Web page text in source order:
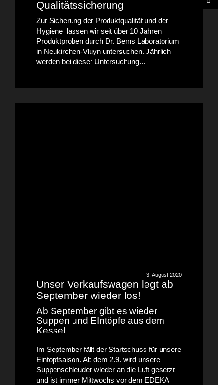
Qualitätssicherung
Zur Sicherung der Produktqualität und der
Hygiene lassen wir seit über 10 Jahren
Produktproben durch Dr. Berns Laboratorium
in Neukirchen-Vluyn untersuchen. Jährlich
werden bei dieser Untersuchung...
3. August 2020
Unser Verkaufswagen legt ab
September wieder los!
Ab September gibt es wieder
Suppen und EIntöpfe aus dem
Kessel
Im September fällt der Startschuss für unsere
Eintopfsaison. Ab dem 2.9. wird unsere
Suppenschleuder wieder an die Luft gesetzt
und ist immer Mittwochs vor dem EDEKA